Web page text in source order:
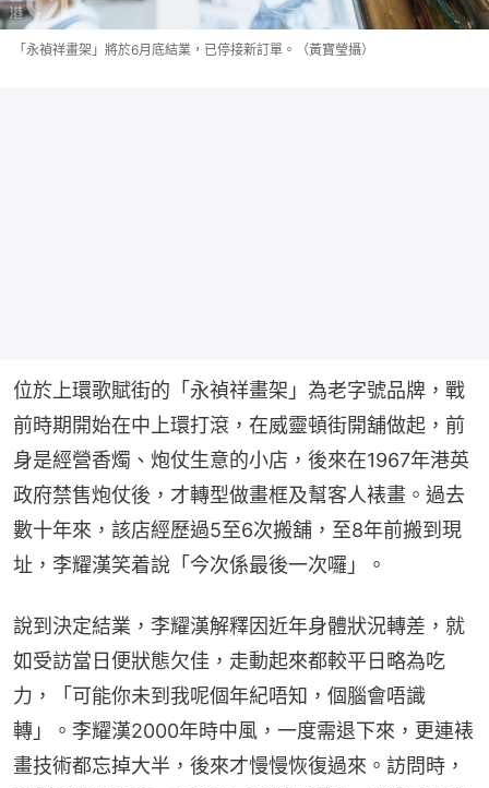
「永禎祥畫架」將於6月底結業，已停接新訂單。（黃寶瑩攝）
位於上環歌賦街的「永禎祥畫架」為老字號品牌，戰
前時期開始在中上環打滾，在威靈頓街開舖做起，前
身是經營香燭、炮仗生意的小店，後來在1967年港英
政府禁售炮仗後，才轉型做畫框及幫客人裱畫。過去
數十年來，該店經歷過5至6次搬舖，至8年前搬到現
址，李耀漢笑着說「今次係最後一次囉」。
說到決定結業，李耀漢解釋因近年身體狀況轉差，就
如受訪當日便狀態欠佳，走動起來都較平日略為吃
力，「可能你未到我呢個年紀唔知，個腦會唔識
轉」。李耀漢2000年時中風，一度需退下來，更連裱
畫技術都忘掉大半，後來才慢慢恢復過來。訪問時，